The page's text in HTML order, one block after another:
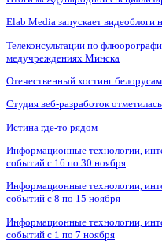
Elab Media запускает видеоблоги
Телеконсультации по
медучреждениях Минска
Отечественный хостинг
Студия веб-разработок
Истина где-то рядом
Информационные технологии,
событий с 16 по 30 ноября
Информационные технологии,
событий с 8 по 15 ноября
Информационные технологии,
событий с 1 по 7 ноября